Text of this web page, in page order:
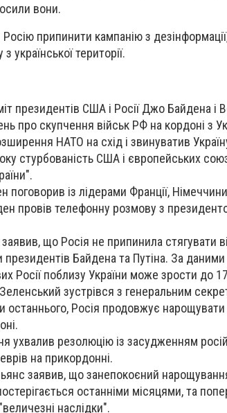
вони.
припинити кампанію з
української території.
президентів США і Росії Джо Байдена і
про скупчення військ РФ на кордоні з
НАТО на схід і звинуватив
стурбованість США і європейських
із лідерами Франції, Німеччини,
провів телефонну розмову з
що Росія не припинила стягувати
Байдена та Путіна. За даними
Росії поблизу України може зрости до
зустрівся з генеральним
Росія продовжує нарощувати
ухвалив резолюцію із засудженням
на прикордонні.
заявив, що занепокоєний
останніми місяцями, та
наслідки".